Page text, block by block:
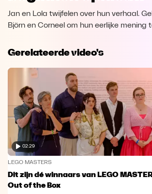
Jan en Lola twijfelen over hun verhaal.
Björn en Corneel om hun eerlijke mening
Gerelateerde video's
02:29
LEGO MASTERS
Dit zijn dé winnaars van LEGO
Out of the Box